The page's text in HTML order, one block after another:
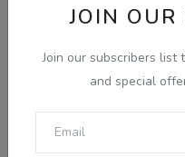
JOIN OUR
Join our subscribers
and special